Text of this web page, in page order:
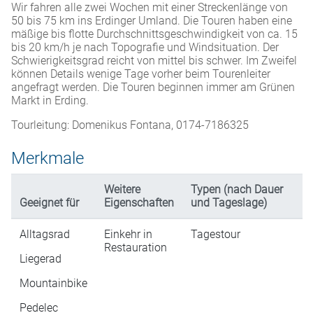
Wir fahren alle zwei Wochen mit einer Streckenlänge von
50 bis 75 km ins Erdinger Umland. Die Touren haben eine
mäßige bis flotte Durchschnittsgeschwindigkeit von ca. 15
bis 20 km/h je nach Topografie und Windsituation. Der
Schwierigkeitsgrad reicht von mittel bis schwer. Im Zweifel
können Details wenige Tage vorher beim Tourenleiter
angefragt werden. Die Touren beginnen immer am Grünen
Markt in Erding.
Tourleitung: Domenikus Fontana, 0174-7186325
Merkmale
Geeignet für
Weitere
Eigenschaften
Typen (nach Dauer
und Tageslage)
Alltagsrad
Liegerad
Mountainbike
Pedelec
Einkehr in
Restauration
Tagestour